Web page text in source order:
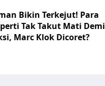
Bikin Terkejut! Para
Tak Takut Mati Demi
Marc Klok Dicoret?